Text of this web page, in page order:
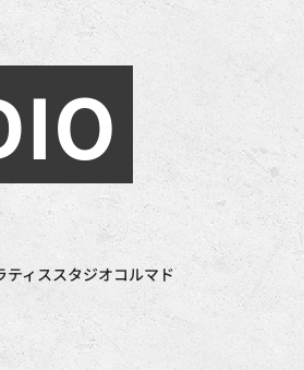
ティススタジオコルマド